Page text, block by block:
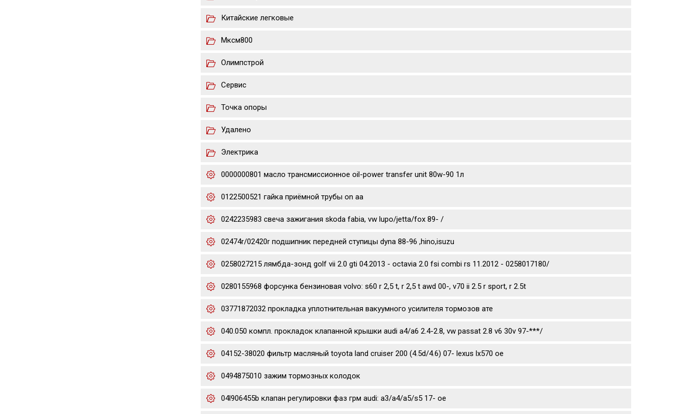
Китайские легковые
Мксм800
Олимпстрой
Сервис
Точка опоры
Удалено
Электрика
0000000801 масло трансмиссионное oil-power transfer unit 80w-90 1л
0122500521 гайка приёмной трубы on aa
0242235983 свеча зажигания skoda fabia, vw lupo/jetta/fox 89- /
02474r/02420r подшипник передней ступицы dyna 88-96 ,hino,isuzu
0258027215 лямбда-зонд golf vii 2.0 gti 04.2013 - octavia 2.0 fsi combi rs 11.2012 - 0258017180/
0280155968 форсунка бензиновая volvo: s60 r 2,5 t, r 2,5 t awd 00-, v70 ii 2.5 r sport, r 2.5t
03771872032 прокладка уплотнительная вакуумного усилителя тормозов ате
040.050 компл. прокладок клапанной крышки audi a4/a6 2.4-2.8, vw passat 2.8 v6 30v 97-***/
04152-38020 фильтр масляный toyota land cruiser 200 (4.5d/4.6) 07- lexus lx570 oe
0494875010 зажим тормозных колодок
04l906455b клапан регулировки фаз грм audi: a3/a4/a5/s5 17- oe